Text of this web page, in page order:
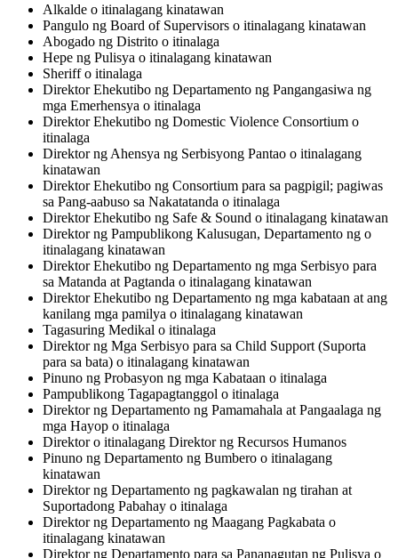
Alkalde o itinalagang kinatawan
Pangulo ng Board of Supervisors o itinalagang kinatawan
Abogado ng Distrito o itinalaga
Hepe ng Pulisya o itinalagang kinatawan
Sheriff o itinalaga
Direktor Ehekutibo ng Departamento ng Pangangasiwa ng
mga Emerhensya o itinalaga
Direktor Ehekutibo ng Domestic Violence Consortium o
itinalaga
Direktor ng Ahensya ng Serbisyong Pantao o itinalagang
kinatawan
Direktor Ehekutibo ng Consortium para sa pagpigil; pagiwas
sa Pang-aabuso sa Nakatatanda o itinalaga
Direktor Ehekutibo ng Safe & Sound o itinalagang kinatawan
Direktor ng Pampublikong Kalusugan, Departamento ng o
itinalagang kinatawan
Direktor Ehekutibo ng Departamento ng mga Serbisyo para
sa Matanda at Pagtanda o itinalagang kinatawan
Direktor Ehekutibo ng Departamento ng mga kabataan at ang
kanilang mga pamilya o itinalagang kinatawan
Tagasuring Medikal o itinalaga
Direktor ng Mga Serbisyo para sa Child Support (Suporta
para sa bata) o itinalagang kinatawan
Pinuno ng Probasyon ng mga Kabataan o itinalaga
Pampublikong Tagapagtanggol o itinalaga
Direktor ng Departamento ng Pamamahala at Pangaalaga ng
mga Hayop o itinalaga
Direktor o itinalagang Direktor ng Recursos Humanos
Pinuno ng Departamento ng Bumbero o itinalagang
kinatawan
Direktor ng Departamento ng pagkawalan ng tirahan at
Suportadong Pabahay o itinalaga
Direktor ng Departamento ng Maagang Pagkabata o
itinalagang kinatawan
Direktor ng Departamento para sa Pananagutan ng Pulisya o